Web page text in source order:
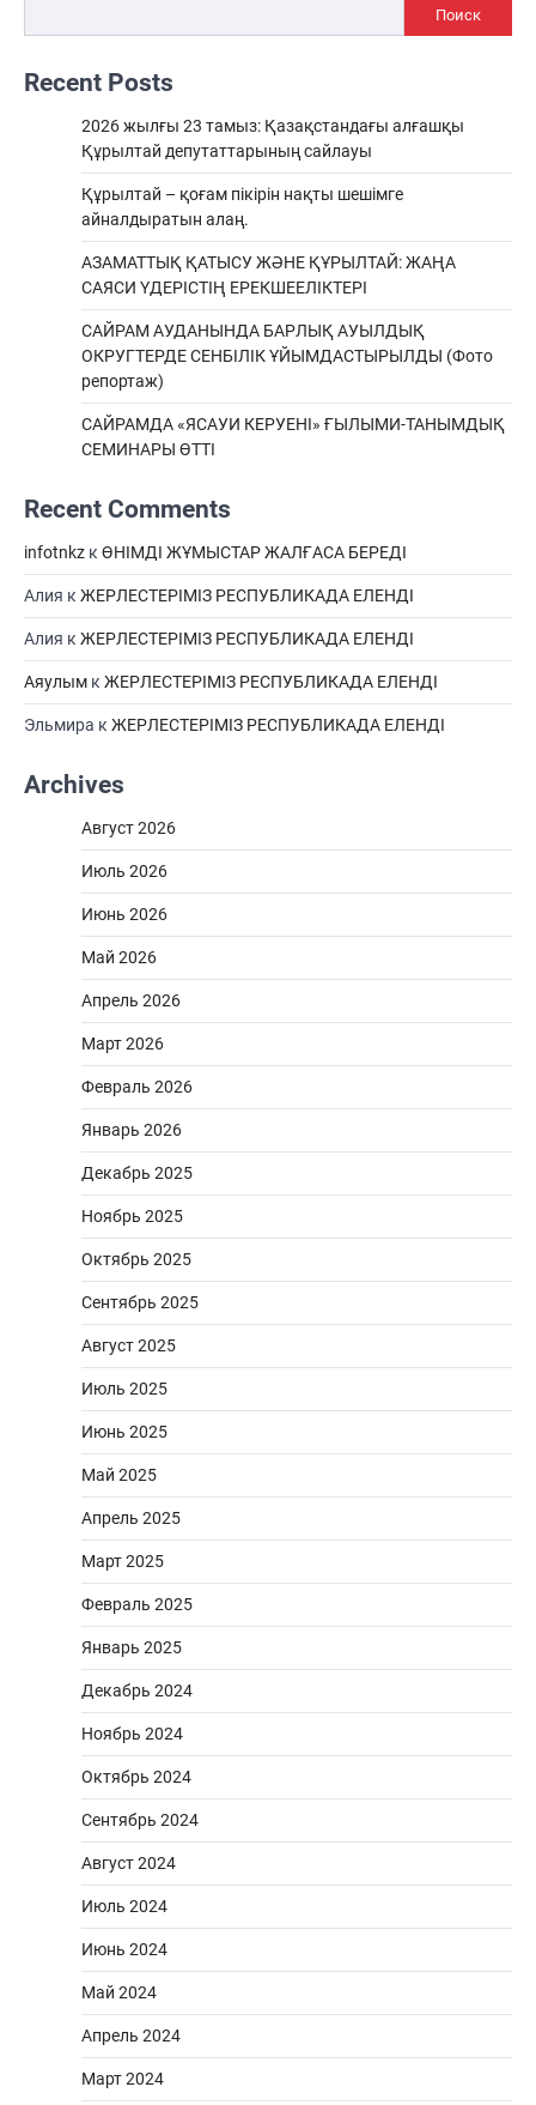
Поиск
Recent Posts
2026 жылғы 23 тамыз: Қазақстандағы алғашқы
Құрылтай депутаттарының сайлауы
Құрылтай – қоғам пікірін нақты шешімге
айналдыратын алаң.
АЗАМАТТЫҚ ҚАТЫСУ ЖӘНЕ ҚҰРЫЛТАЙ: ЖАҢА
САЯСИ ҮДЕРІСТІҢ ЕРЕКШEЕЛІКТЕРІ
САЙРАМ АУДАНЫНДА БАРЛЫҚ АУЫЛДЫҚ
ОКРУГТЕРДЕ СЕНБІЛІК ҰЙЫМДАСТЫРЫЛДЫ (Фото
репортаж)
САЙРАМДА «ЯСАУИ КЕРУЕНІ» ҒЫЛЫМИ-ТАНЫМДЫҚ
СЕМИНАРЫ ӨТТІ
Recent Comments
infotnkz к ӨНІМДІ ЖҰМЫСТАР ЖАЛҒАСА БЕРЕДІ
Алия к ЖЕРЛЕСТЕРІМІЗ РЕСПУБЛИКАДА ЕЛЕНДІ
Алия к ЖЕРЛЕСТЕРІМІЗ РЕСПУБЛИКАДА ЕЛЕНДІ
Аяулым к ЖЕРЛЕСТЕРІМІЗ РЕСПУБЛИКАДА ЕЛЕНДІ
Эльмира к ЖЕРЛЕСТЕРІМІЗ РЕСПУБЛИКАДА ЕЛЕНДІ
Archives
Август 2026
Июль 2026
Июнь 2026
Май 2026
Апрель 2026
Март 2026
Февраль 2026
Январь 2026
Декабрь 2025
Ноябрь 2025
Октябрь 2025
Сентябрь 2025
Август 2025
Июль 2025
Июнь 2025
Май 2025
Апрель 2025
Март 2025
Февраль 2025
Январь 2025
Декабрь 2024
Ноябрь 2024
Октябрь 2024
Сентябрь 2024
Август 2024
Июль 2024
Июнь 2024
Май 2024
Апрель 2024
Март 2024